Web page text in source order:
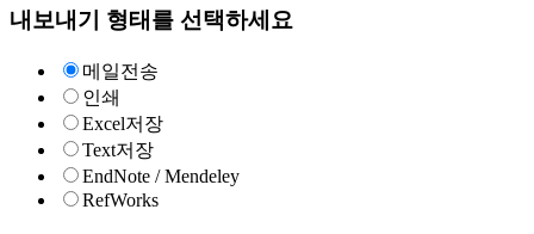
내보내기 형태를 선택하세요
메일전송
인쇄
Excel저장
Text저장
EndNote / Mendeley
RefWorks